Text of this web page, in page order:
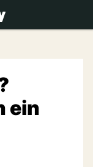
ein